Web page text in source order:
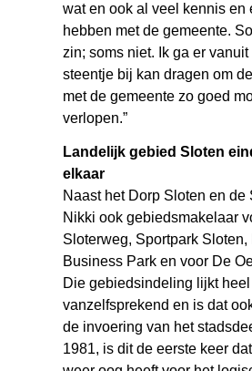
wat en ook al veel kennis en
hebben met de gemeente.
zin; soms niet. Ik ga er
steentje bij kan dragen om
met de gemeente zo goed
verlopen.”
Landelijk gebied Sloten
elkaar
Naast het Dorp Sloten en de
Nikki ook gebiedsmakelaar
Sloterweg, Sportpark Sloten,
Business Park en voor De
Die gebiedsindeling lijkt heel
vanzelfsprekend en is dat
de invoering van het
1981, is dit de eerste keer